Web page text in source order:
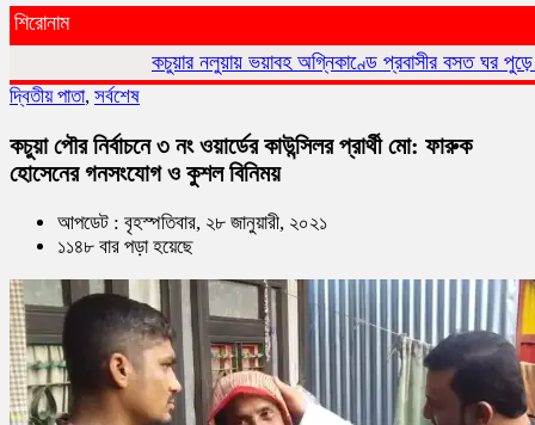
শিরোনাম
কচুয়ার নলুয়ায় ভয়াবহ অগ্নিকাণ্ডে প্রবাসীর বসত ঘর পুড়ে ছাই,ক্ষয়ক্ষতি
দ্বিতীয় পাতা, সর্বশেষ
কচুয়া পৌর নির্বাচনে ৩ নং ওয়ার্ডের কাউন্সিলর প্রার্থী মো: ফারুক
হোসেনের গনসংযোগ ও কুশল বিনিময়
আপডেট : বৃহস্পতিবার, ২৮ জানুয়ারী, ২০২১
১১৪৮ বার পড়া হয়েছে